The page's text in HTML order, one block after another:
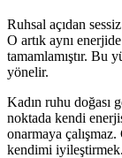
Ruhsal açıdan
O artık aynı
tamamlamıştır. Bu
yönelir.
Kadın ruhu doğası
noktada kendi
onarmaya
kendimi